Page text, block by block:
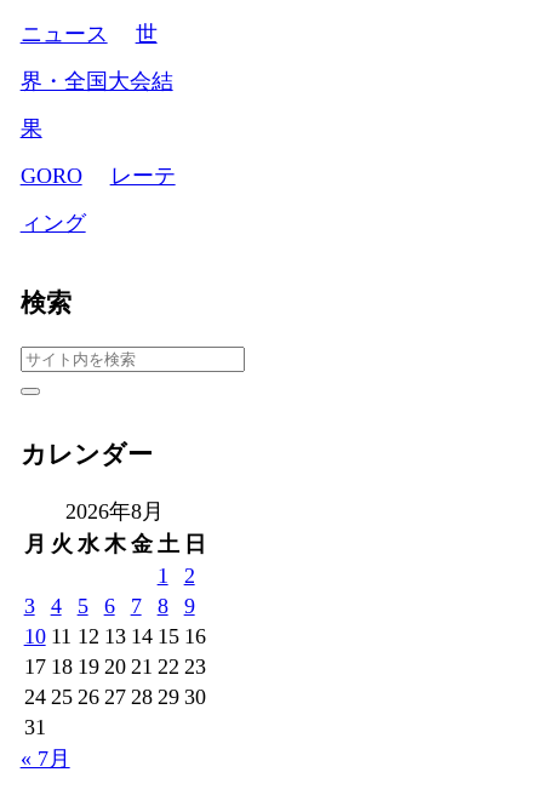
ニュース
世
界・全国大会結
果
GORO
レーテ
ィング
検索
カレンダー
2026年8月
月 火 水 木 金 土 日
1
2
3
4 5 6 7 8
9
10 11 12 13 14 15 16
17 18 19 20 21 22 23
24 25 26 27 28 29 30
31
« 7月